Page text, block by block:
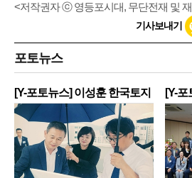
<저작권자 ⓒ 영등포시대, 무단전재 및
기사보내기
포토뉴스
[Y-포토뉴스] 이성훈 한국토지
주
[Y-
영